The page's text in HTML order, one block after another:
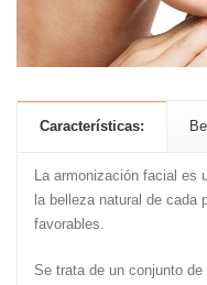
Características:
La armonización facial es
la belleza natural de cada
favorables.
Se trata de un conjunto